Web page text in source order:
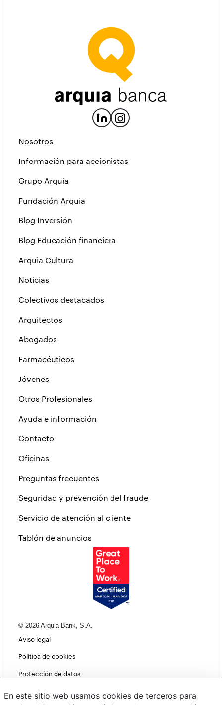
Nosotros
Información para accionistas
Grupo Arquia
Fundación Arquia
Blog Inversión
Blog Educación financiera
Arquia Cultura
Noticias
Colectivos destacados
Arquitectos
Abogados
Farmacéuticos
Jóvenes
Otros Profesionales
Ayuda e información
Contacto
Oficinas
Preguntas frecuentes
Seguridad y prevención del fraude
Servicio de atención al cliente
Tablón de anuncios
© 2026 Arquia Bank, S.A.
Aviso legal
Política de cookies
Protección de datos
Política de privacidad web
En este sitio web usamos cookies de terceros para